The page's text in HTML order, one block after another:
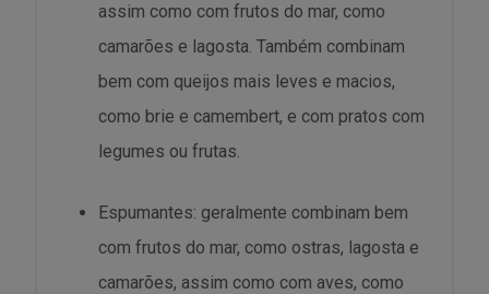
assim como com frutos do mar, como
camarões e lagosta. Também combinam
bem com queijos mais leves e macios,
como brie e camembert, e com pratos com
legumes ou frutas.
Espumantes: geralmente combinam bem
com frutos do mar, como ostras, lagosta e
camarões, assim como com aves, como